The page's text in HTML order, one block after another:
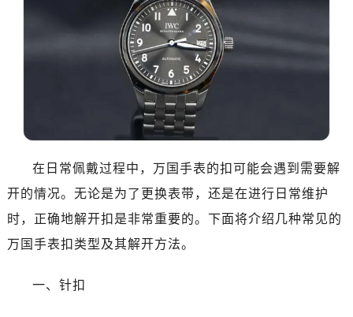
在日常佩戴过程中，万国手表的扣可能会遇到需要解
开的情况。无论是为了更换表带，还是在进行日常维护
时，正确地解开扣是非常重要的。下面将介绍几种常见的
万国手表扣类型及其解开方法。
一、针扣